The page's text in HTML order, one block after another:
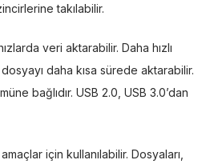
takılabilir.
veri aktarabilir. Daha hızlı
daha kısa sürede aktarabilir.
bağlıdır. USB 2.0, USB 3.0’dan
için kullanılabilir. Dosyaları,